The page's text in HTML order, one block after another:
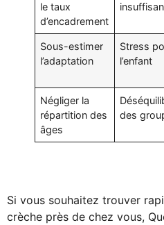
le taux
d’encadrement
Sous-estimer
l’adaptation
Stress
l’enfant
Négliger la
répartition des
âges
des
Si vous souhaitez trouver
crèche près de chez vous,